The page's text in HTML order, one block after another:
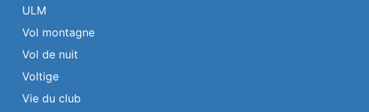
ULM
Vol montagne
Vol de nuit
Voltige
Vie du club